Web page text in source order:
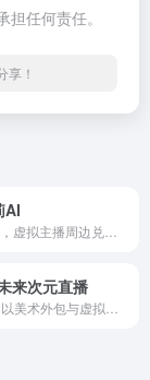
任何责任。
享！
AI
来次元直播